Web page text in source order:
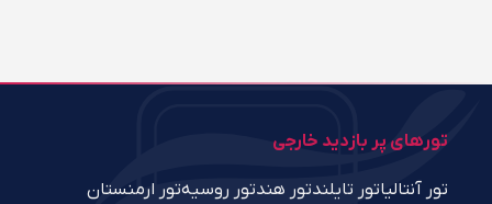
تورهای پر بازدید خارجی
تور آنتالیاتور تایلندتور هندتور روسیهتور ارمنستان